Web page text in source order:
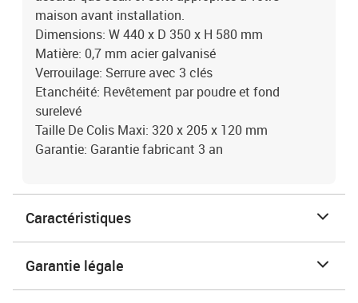
maison avant installation.
Dimensions: W 440 x D 350 x H 580 mm
Matière: 0,7 mm acier galvanisé
Verrouilage: Serrure avec 3 clés
Etanchéité: Revêtement par poudre et fond
surelevé
Taille De Colis Maxi: 320 x 205 x 120 mm
Garantie: Garantie fabricant 3 an
Caractéristiques
Garantie légale